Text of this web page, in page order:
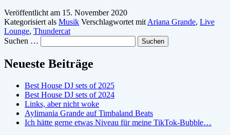
Veröffentlicht am 15. November 2020
Kategorisiert als Musik Verschlagwortet mit Ariana Grande, Live
Lounge, Thundercat
Suchen …
Neueste Beiträge
Best House DJ sets of 2025
Best House DJ sets of 2024
Links, aber nicht woke
Aylimania Grande auf Timbaland Beats
Ich hätte gerne etwas Niveau für meine TikTok-Bubble…